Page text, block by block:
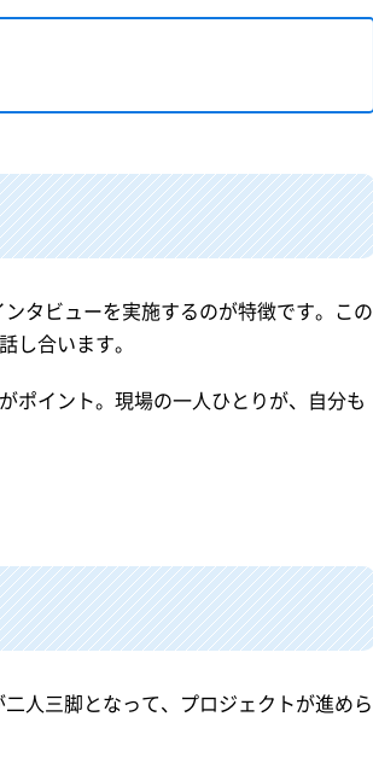
タビューを実施するのが特徴です。この
し合います。
ポイント。現場の一人ひとりが、自分も
人三脚となって、プロジェクトが進めら